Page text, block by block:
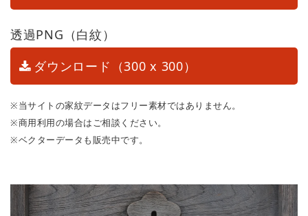
透過PNG（白紋）
ダウンロード（300 x 300）
※当サイトの家紋データはフリー素材ではありません。
※商用利用の場合はご相談ください。
※ベクターデータも販売中です。